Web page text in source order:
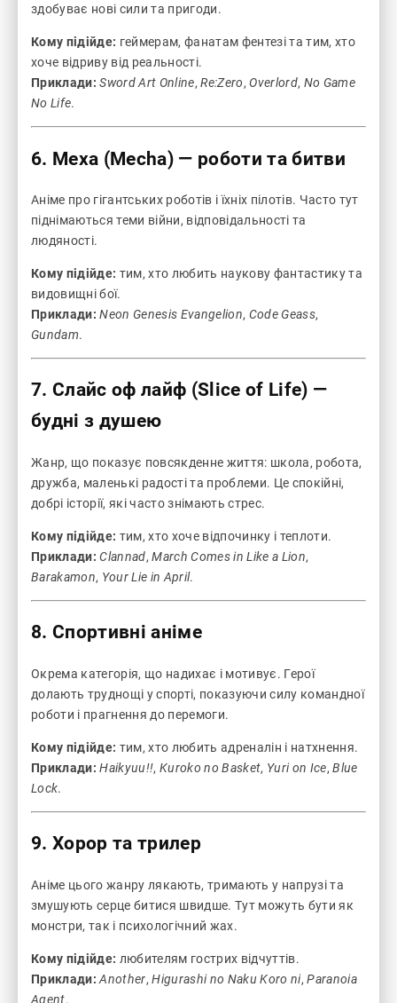
здобуває нові сили та пригоди.
Кому підійде: геймерам, фанатам фентезі та тим, хто
хоче відриву від реальності.
Приклади: Sword Art Online,Re:Zero, Overlord, No Game
No Life.
6. Меха (Mecha) — роботи та битви
Аніме про гігантських роботів і їхніх пілотів. Часто тут
піднімаються теми війни, відповідальності та
людяності.
Кому підійде: тим, хто любить наукову фантастику та
видовищні бої.
Приклади: Neon Genesis Evangelion, Code Geass,
Gundam.
7. Слайс оф лайф (Slice of Life) —
будні з душею
Жанр, що показує повсякденне життя: школа, робота,
дружба, маленькі радості та проблеми. Це спокійні,
добрі історії, які часто знімають стрес.
Кому підійде: тим, хто хоче відпочинку і теплоти.
Приклади: Clannad,March Comes in Like a Lion,
Barakamon, Your Lie in April.
8. Спортивні аніме
Окрема категорія, що надихає і мотивує. Герої
долають труднощі у спорті, показуючи силу командної
роботи і прагнення до перемоги.
Кому підійде: тим, хто любить адреналін і натхнення.
Приклади: Haikyuu!!,Kuroko no Basket, Yuri on Ice,Blue
Lock.
9. Хорор та трилер
Аніме цього жанру лякають, тримають у напрузі та
змушують серце битися швидше. Тут можуть бути як
монстри, так і психологічний жах.
Кому підійде: любителям гострих відчуттів.
Приклади: Another,Higurashi no Naku Koro ni,Paranoia
Agent.